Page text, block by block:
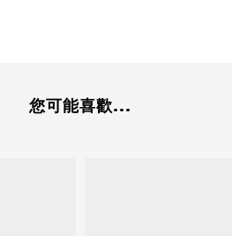
您可能喜歡...